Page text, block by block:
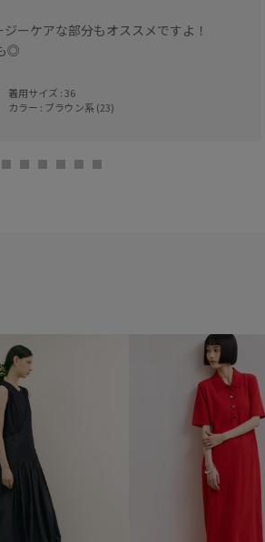
ーケアな部分もオススメですよ！
◎
着用サイズ : 36
カラー : ブラウン系 (23)